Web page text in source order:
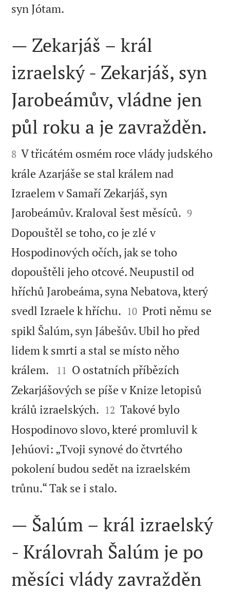
syn Jótam.

— Zekarjáš – král
izraelský - Zekarjáš, syn
Jarobeámův, vládne jen
půl roku a je zavražděn.

8 V třicátém osmém roce vlády judského
krále Azarjáše se stal králem nad
Izraelem v Samaří Zekarjáš, syn
Jarobeámův. Kraloval šest měsíců. 

9
Dopouštěl se toho, co je zlé v
Hospodinových očích, jak se toho
dopouštěli jeho otcové. Neupustil od
hříchů Jarobeáma, syna Nebatova, který
svedl Izraele k hříchu. 

10 Proti němu se
spikl Šalúm, syn Jábešův. Ubil ho před
lidem k smrti a stal se místo něho
králem.


11 O ostatních příbězích
Zekarjášových se píše v Knize letopisů
králů izraelských. 

12 Takové bylo
Hospodinovo slovo, které promluvil k
Jehúovi: „Tvoji synové do čtvrtého
pokolení budou sedět na izraelském
trůnu.“ Tak se i stalo.
— Šalúm – král izraelský
- Královrah Šalúm je po
měsíci vlády zavražděn